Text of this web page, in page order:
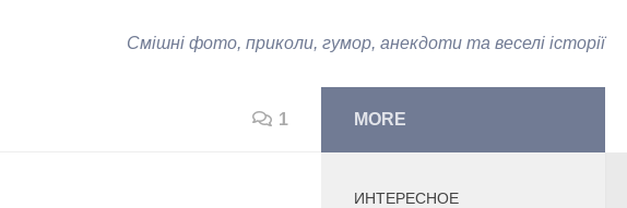
Смішні фото, приколи, гумор, анекдоти та веселі історії
1 MORE
ИНТЕРЕСНОЕ